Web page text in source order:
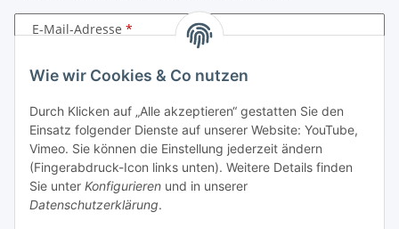
Wie wir Cookies & Co nutzen
Durch Klicken auf „Alle akzeptieren“ gestatten Sie den
Einsatz folgender Dienste auf unserer Website: YouTube,
Vimeo. Sie können die Einstellung jederzeit ändern
(Fingerabdruck-Icon links unten). Weitere Details finden
Sie unter Konfigurieren und in unserer
Datenschutzerklärung.
E-Mail-Adresse
Passwort
Anmelden
Passwort vergessen
Neu hier?Jetzt registrieren!